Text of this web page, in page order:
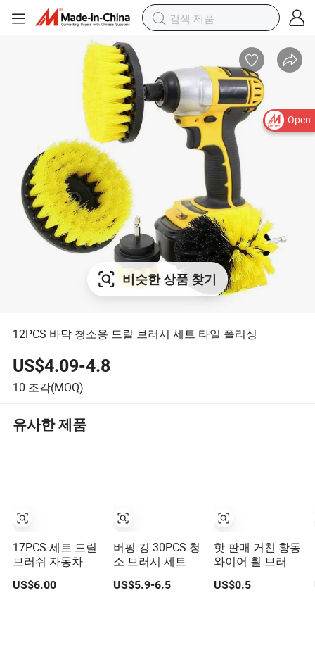
Open
비슷한 상품 찾기
12PCS 바닥 청소용 드릴 브러시 세트 타일 폴리싱
US$4.09-4.8
10 조각(MOQ)
유사한 제품
17PCS 세트 드릴
브러쉬 자동차 청
소 브러쉬 (YY-
1022)
US$6.00
버핑 킹 30PCS 청
소 브러시 세트 자
동차 디테일링 브
러시 30PCS/Kit
US$5.9-6.5
핫 판매 거친 황동
와이어 휠 브러시
1/4-Inch 육각 샹
크 드릴용
US$0.5